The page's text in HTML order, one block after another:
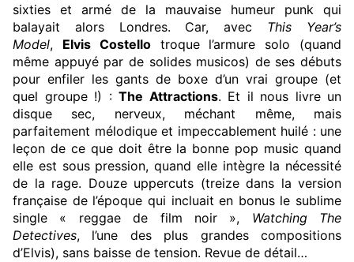
sixties et armé de la mauvaise humeur punk qui
balayait alors Londres. Car, avec
This Year’s
Model, Elvis Costello
troque l’armure solo (quand
même appuyé par de solides musicos) de ses débuts
pour enfiler les gants de boxe d’un vrai groupe (et
quel groupe !) : The Attractions. Et il nous livre un
disque sec, nerveux, méchant même, mais
parfaitement mélodique et impeccablement huilé : une
leçon de ce que doit être la bonne pop music quand
elle est sous pression, quand elle intègre la nécessité
de la rage. Douze uppercuts (treize dans la version
française de l’époque qui incluait en bonus le sublime
single « reggae de film noir »,
Watching The
Detectives, l’une des plus grandes compositions
d’Elvis), sans baisse de tension. Revue de détail…